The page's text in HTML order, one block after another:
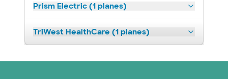
Prism Electric (1 planes)
TriWest HealthCare (1 planes)